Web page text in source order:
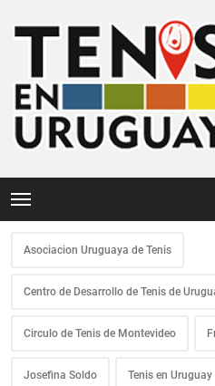
Asociacion Uruguaya de Tenis
Centro de Desarrollo de Tenis de
Circulo de Tenis de Montevideo
Josefina Soldo Tenis en Uruguay